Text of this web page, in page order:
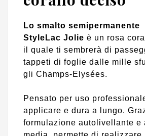
Lo smalto semipermanente
StyleLac Jolie è un rosa
il quale ti sembrerà di
tappeti di foglie dalle mille
gli Champs-Elysées.
Pensato per uso
applicare e dura a lungo.
formulazione autolivellante e